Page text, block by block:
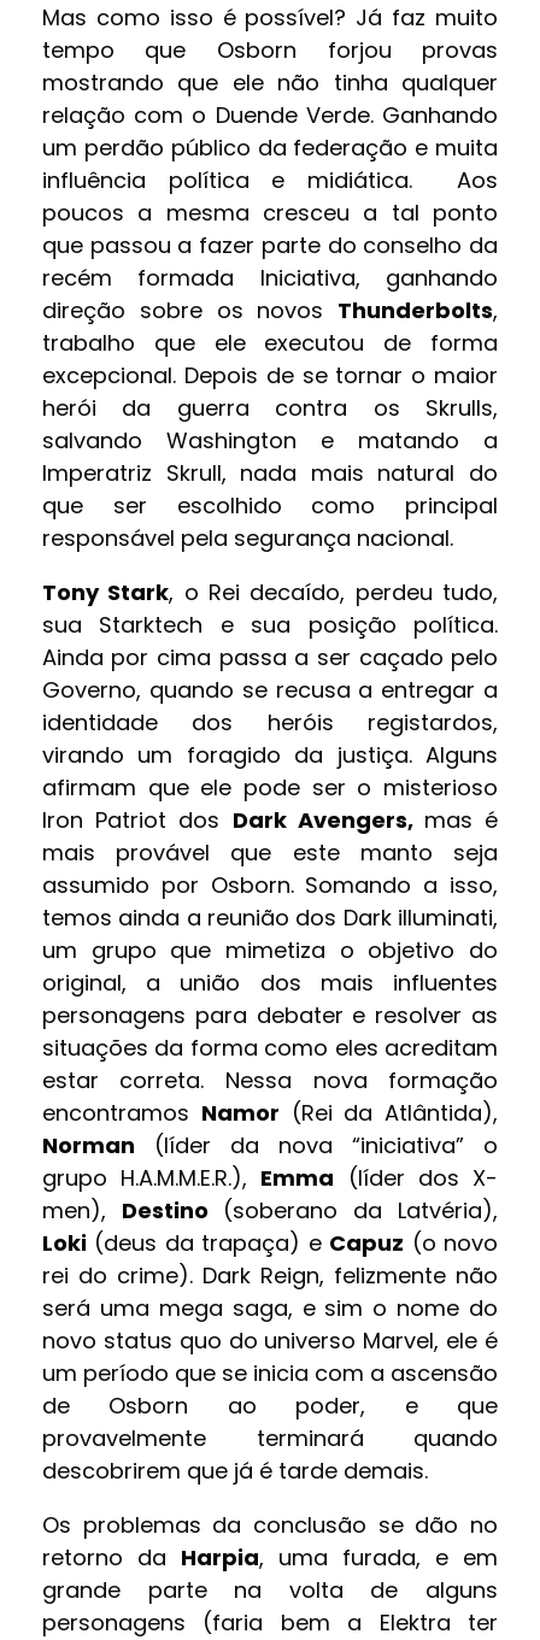
Mas como isso é possível? Já faz muito
tempo que Osborn forjou provas
mostrando que ele não tinha qualquer
relação com o Duende Verde. Ganhando
um perdão público da federação e muita
influência política e midiática. Aos
poucos a mesma cresceu a tal ponto
que passou a fazer parte do conselho da
recém formada Iniciativa, ganhando
direção sobre os novos Thunderbolts,
trabalho que ele executou de forma
excepcional. Depois de se tornar o maior
herói da guerra contra os Skrulls,
salvando Washington e matando a
Imperatriz Skrull, nada mais natural do
que ser escolhido como principal
responsável pela segurança nacional.
Tony Stark, o Rei decaído, perdeu tudo,
sua Starktech e sua posição política.
Ainda por cima passa a ser caçado pelo
Governo, quando se recusa a entregar a
identidade dos heróis registardos,
virando um foragido da justiça. Alguns
afirmam que ele pode ser o misterioso
Iron Patriot dos Dark Avengers, mas é
mais provável que este manto seja
assumido por Osborn. Somando a isso,
temos ainda a reunião dos Dark illuminati,
um grupo que mimetiza o objetivo do
original, a união dos mais influentes
personagens para debater e resolver as
situações da forma como eles acreditam
estar correta. Nessa nova formação
encontramos Namor (Rei da Atlântida),
Norman (líder da nova “iniciativa” o
grupo H.A.M.M.E.R.), Emma (líder dos X-
men), Destino (soberano da Latvéria),
Loki(deus da trapaça) e Capuz (o novo
rei do crime). Dark Reign, felizmente não
será uma mega saga, e sim o nome do
novo status quo do universo Marvel, ele é
um período que se inicia com a ascensão
de Osborn ao poder, e que
provavelmente terminará quando
descobrirem que já é tarde demais.
Os problemas da conclusão se dão no
retorno da Harpia, uma furada, e em
grande parte na volta de alguns
personagens (faria bem a Elektra ter